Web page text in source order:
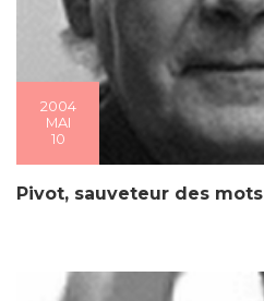
2004
MAI
10
Pivot, sauveteur des mots